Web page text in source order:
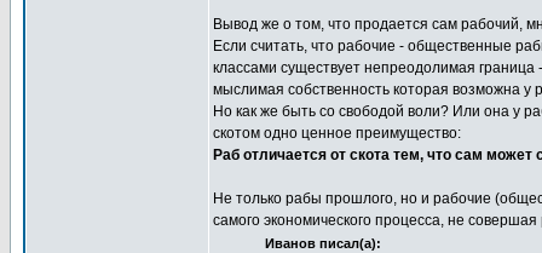
Вывод же о том, что продается сам рабочий,
Если считать, что рабочие - общественные
классами существует непреодолимая
мыслимая собственность которая возможна у
Но как же быть со свободой воли? Или она у
скотом одно ценное преимущество:
Раб отличается от скота тем, что сам
Не только рабы прошлого, но и рабочие
самого экономического процесса, не
Иванов писал(а):